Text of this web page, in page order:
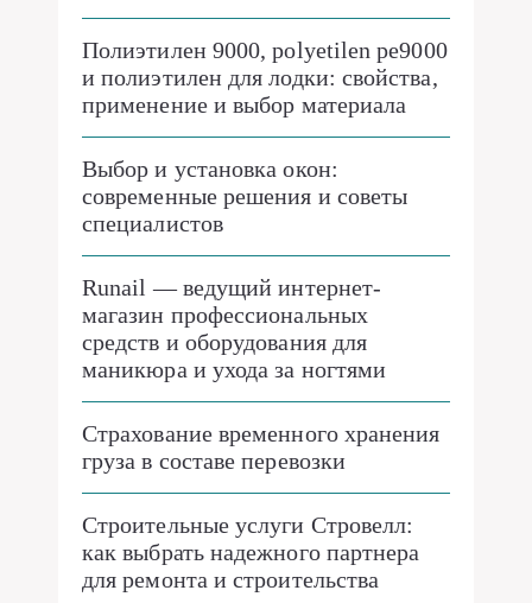
Полиэтилен 9000, polyetilen pe9000
и полиэтилен для лодки: свойства,
применение и выбор материала
Выбор и установка окон:
современные решения и советы
специалистов
Runail — ведущий интернет-
магазин профессиональных
средств и оборудования для
маникюра и ухода за ногтями
Страхование временного хранения
груза в составе перевозки
Строительные услуги Стровелл:
как выбрать надежного партнера
для ремонта и строительства